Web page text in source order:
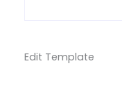
Edit Template